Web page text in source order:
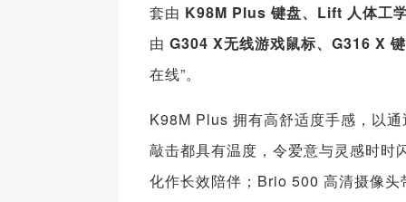
套由 K98M Plus 键盘、Lift 人体工
由 G304 X无线游戏鼠标、G316 X
在线”。
K98M Plus 拥有高舒适度手感，以
敲击都具有温度，令爱意与灵感时
化作长效陪伴；Brio 500 高清摄像